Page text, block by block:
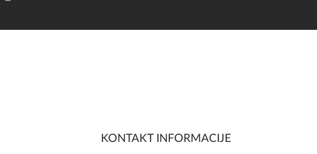
KONTAKT INFORMACIJE